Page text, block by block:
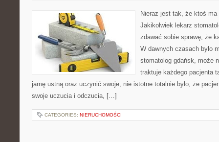
Nieraz jest tak, że ktoś
Jakikolwiek lekarz
zdawać sobie sprawę, że
W dawnych czasach było
stomatolog gdańsk, może
traktuje każdego pacjenta
jamę ustną oraz uczynić swoje, nie istotne totalnie było, że
swoje uczucia i odczucia, […]
CATEGORIES: NIERUCHOMOŚCI